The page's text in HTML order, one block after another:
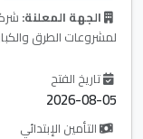
الجهة المعلنة:
لمشروعات الطرق
تاريخ الفتح
2026-08-05
التأمين الإبتدائي